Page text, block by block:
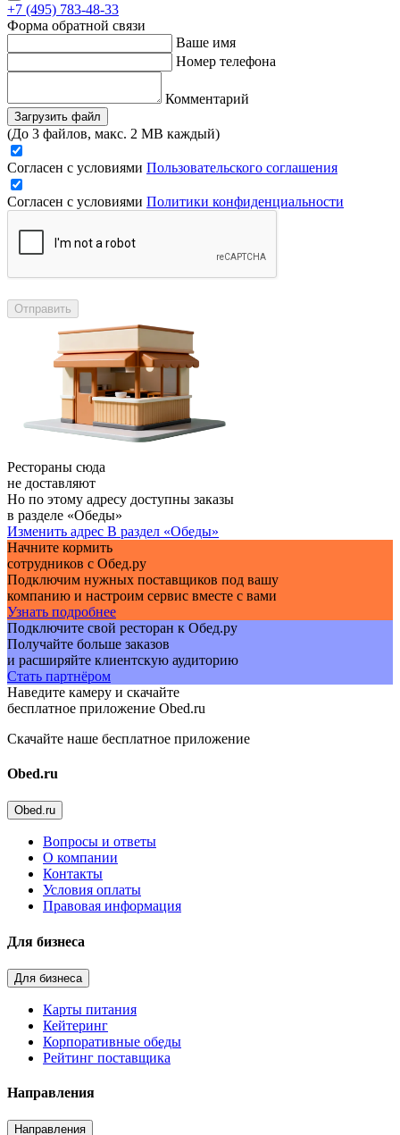
+7 (495) 783-48-33
Форма обратной связи
Ваше имя
Номер телефона
Комментарий
Загрузить файл
(До 3 файлов, макс. 2 MB каждый)
Согласен с условиями Пользовательского соглашения
Согласен с условиями Политики конфиденциальности
Отправить
Рестораны сюда
не доставляют
Но по этому адресу доступны заказы
в разделе «Обеды»
Изменить адрес В раздел «Обеды»
Начните кормить
сотрудников с Обед.ру
Подключим нужных поставщиков под вашу
компанию и настроим сервис вместе с вами
Узнать подробнее
Подключите свой ресторан к Обед.ру
Получайте больше заказов
и расширяйте клиентскую аудиторию
Стать партнёром
Наведите камеру и скачайте
бесплатное приложение Obed.ru
Скачайте наше бесплатное приложение
Obed.ru
Obed.ru
Вопросы и ответы
О компании
Контакты
Условия оплаты
Правовая информация
Для бизнеса
Для бизнеса
Карты питания
Кейтеринг
Корпоративные обеды
Рейтинг поставщика
Направления
Направления